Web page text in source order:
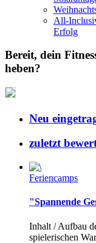
All-
Erfolg
Bereit, dein
heben?
Neu
zuletzt
Feriencamps
"Spannende
Inhalt / Aufbau
spielerischen